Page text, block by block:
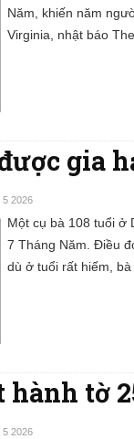
Năm, khiến năm
Virginia, nhật báo
gia
5 2026
Một cụ bà 108 tuổi ở
7 Tháng Năm. Điều
dù ở tuổi rất hiếm,
hành tờ
5 2026